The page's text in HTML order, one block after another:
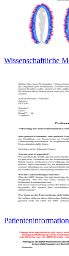
Wissenschaftliche